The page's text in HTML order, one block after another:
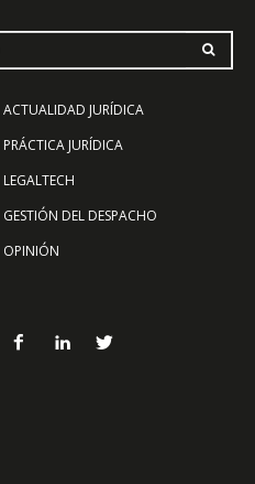
ACTUALIDAD JURÍDICA
PRÁCTICA JURÍDICA
LEGALTECH
GESTIÓN DEL DESPACHO
OPINIÓN